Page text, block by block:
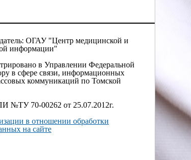
ОГАУ "Центр медицинской и
информации"
в Управлении Федеральной
в сфере связи, информационных
коммуникаций по Томской
№ТУ 70-00262 от 25.07.2012г.
в отношении обработки
на сайте